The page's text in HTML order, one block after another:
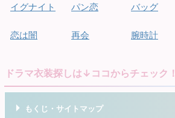
イグナイト
恋は闇
パン恋
再会
バッグ
腕時計
ドラマ衣装探しは↓ココからチェック！
もくじ・サイトマップ